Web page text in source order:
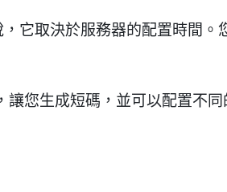
它取決於服務器的配置時間。
您生成短碼，並可以配置不同